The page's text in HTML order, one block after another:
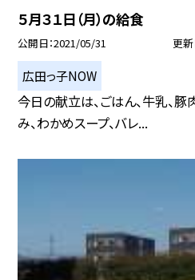
５月３１日（月）の給食
公開日 2021/05/31 更
広田っ子NOW
今日の献立は、ごはん、牛乳、豚
み、わかめスープ、バレ...